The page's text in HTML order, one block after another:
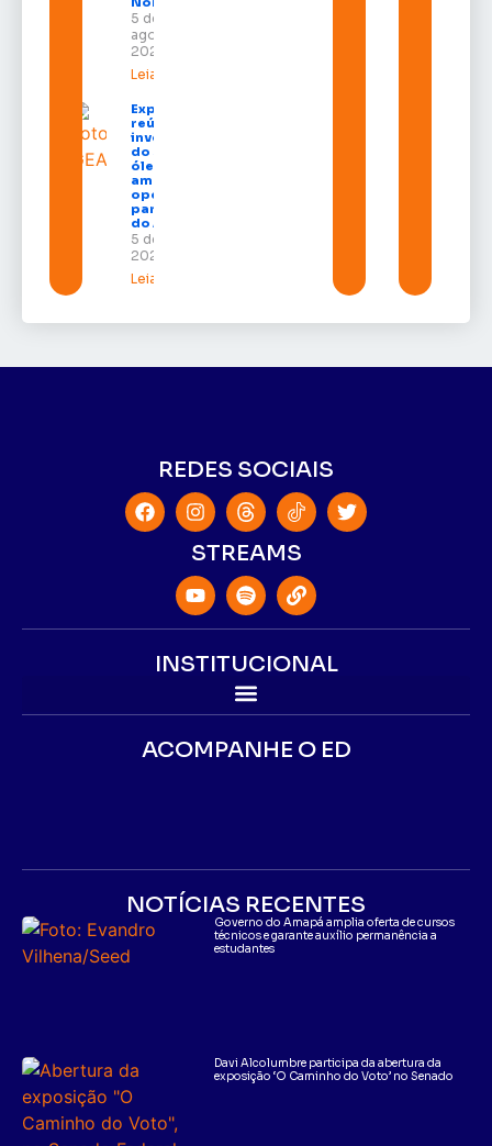
5 de
agosto de
2026
Leia mais »
Expofeira 2026
reúne grandes
investidores
do setor de
óleo e gás e
amplia
oportunidades
para empresas
do Amapá
5 de agosto de
2026
Leia mais »
REDES SOCIAIS
STREAMS
INSTITUCIONAL
ACOMPANHE O ED
NOTÍCIAS RECENTES
Governo do Amapá amplia oferta de cursos
técnicos e garante auxílio permanência a
estudantes
Davi Alcolumbre participa da abertura da
exposição ‘O Caminho do Voto’ no Senado